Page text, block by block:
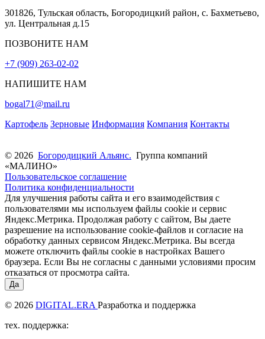
301826, Тульская область, Богородицкий район, с. Бахметьево,
ул. Центральная д.15
ПОЗВОНИТЕ НАМ
+7 (909) 263-02-02
НАПИШИТЕ НАМ
bogal71@mail.ru
Картофель Зерновые Информация Компания Контакты
© 2026 Богородицкий Альянс. Группа компаний
«МАЛИНО»
Пользовательское соглашение
Политика конфиденциальности
Для улучшения работы сайта и его взаимодействия с
пользователями мы используем файлы cookie и сервис
Яндекс.Метрика. Продолжая работу с сайтом, Вы даете
разрешение на использование cookie-файлов и согласие на
обработку данных сервисом Яндекс.Метрика. Вы всегда
можете отключить файлы cookie в настройках Вашего
браузера. Если Вы не согласны с данными условиями просим
отказаться от просмотра сайта.
Да
© 2026 DIGITAL.ERA Разработка и поддержка
тех. поддержка: